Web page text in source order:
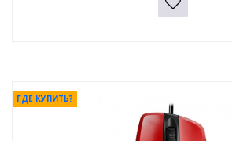
ГДЕ КУПИТЬ?